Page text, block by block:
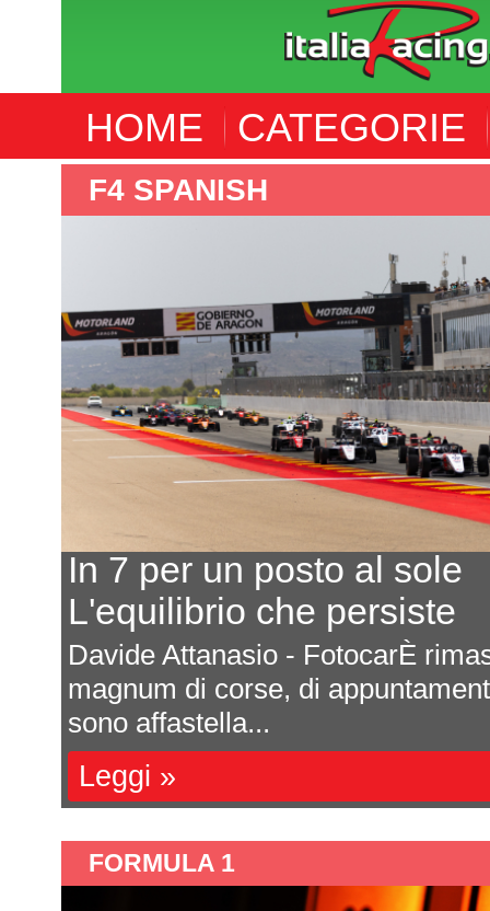
HOME CATEGORIE
F4 SPANISH
In 7 per un posto al sole
L'equilibrio che persiste
Davide Attanasio - FotocarÈ
magnum di corse, di
sono affastella...
Leggi »
FORMULA 1